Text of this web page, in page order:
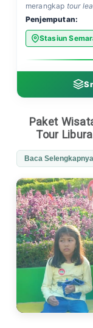
merangkap tour
Penjemputan:
Stasiun
Paket
Tour
Baca